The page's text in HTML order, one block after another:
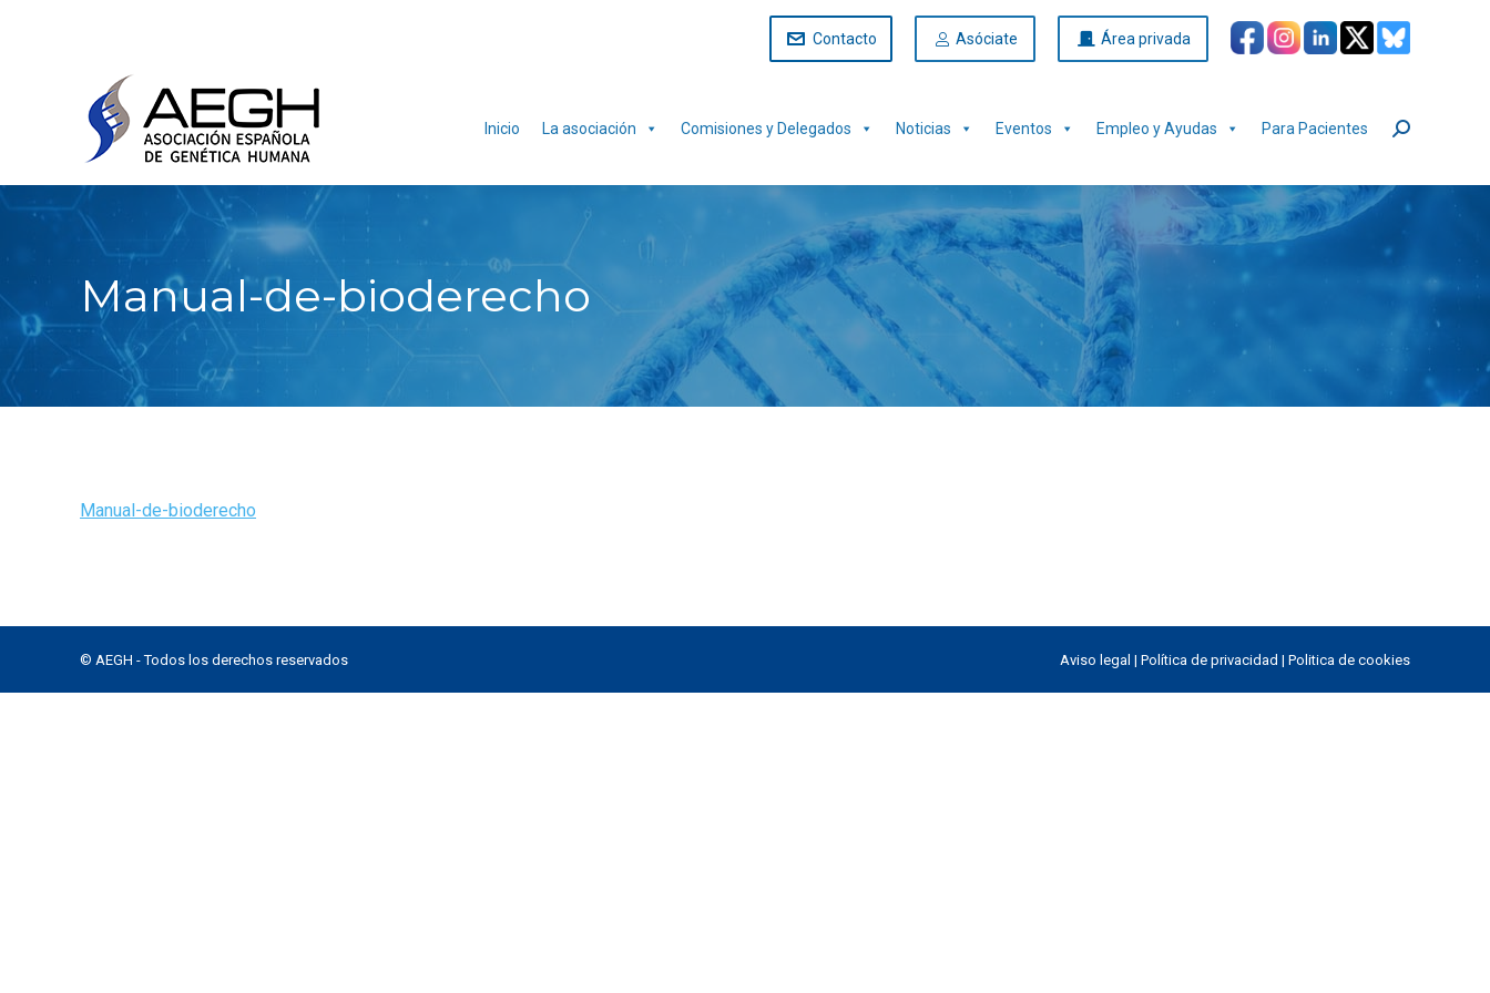
Contacto Asóciate Área privada
Inicio La asociación Comisiones y Delegados Noticias Eventos Empleo y Ayudas Para Pacientes Buscar:
Manual-de-bioderecho
Manual-de-bioderecho
© AEGH - Todos los derechos reservados Aviso legal | Política de privacidad | Politica de cookies